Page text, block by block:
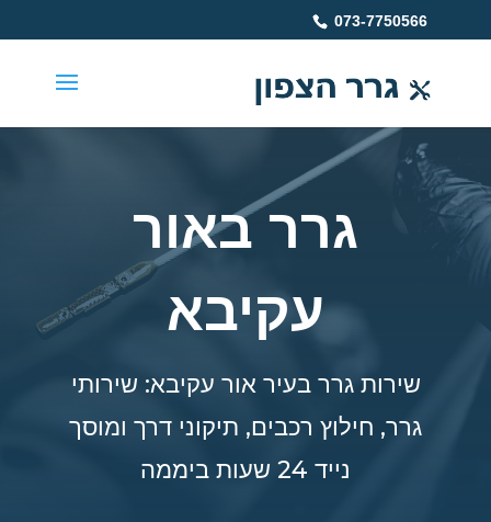
073-7750566
גרר באור
עקיבא
שירות גרר בעיר אור עקיבא: שירותי
גרר, חילוץ רכבים, תיקוני דרך ומוסך
נייד 24 שעות ביממה